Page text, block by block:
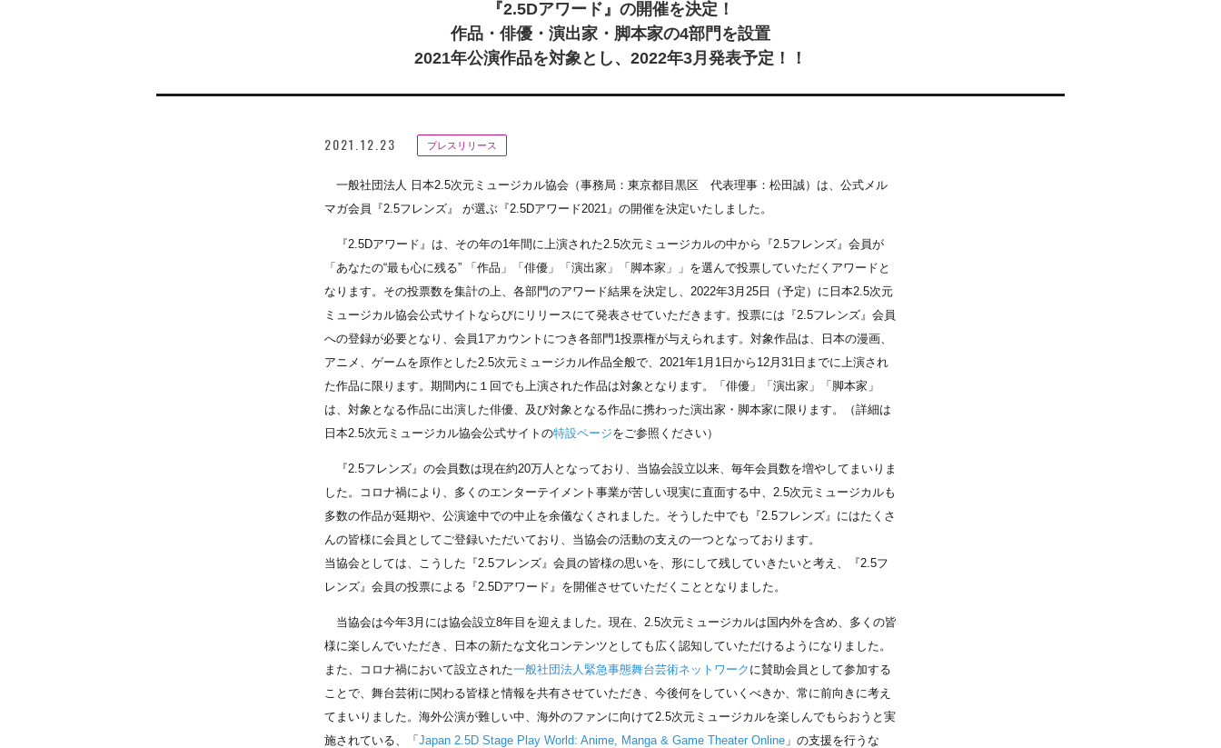
『2.5Dアワード』の開催を決定！
作品・俳優・演出家・脚本家の4部門を設置
2021年公演作品を対象とし、2022年3月発表予定！！
2021.12.23 プレスリリース
一般社団法人 日本2.5次元ミュージカル協会（事務局：東京都目黒区 代表理事：松田誠）は、公式メル
マガ会員『2.5フレンズ』 が選ぶ『2.5Dアワード2021』の開催を決定いたしました。
『2.5Dアワード』は、その年の1年間に上演された2.5次元ミュージカルの中から『2.5フレンズ』会員が
「あなたの“最も心に残る” 「作品」「俳優」「演出家」「脚本家」」を選んで投票していただくアワードと
なります。その投票数を集計の上、各部門のアワード結果を決定し、2022年3月25日（予定）に日本2.5次元
ミュージカル協会公式サイトならびにリリースにて発表させていただきます。投票には『2.5フレンズ』会員
への登録が必要となり、会員1アカウントにつき各部門1投票権が与えられます。対象作品は、日本の漫画、
アニメ、ゲームを原作とした2.5次元ミュージカル作品全般で、2021年1月1日から12月31日までに上演され
た作品に限ります。期間内に１回でも上演された作品は対象となります。「俳優」「演出家」「脚本家」
は、対象となる作品に出演した俳優、及び対象となる作品に携わった演出家・脚本家に限ります。（詳細は
日本2.5次元ミュージカル協会公式サイトの特設ページをご参照ください）
『2.5フレンズ』の会員数は現在約20万人となっており、当協会設立以来、毎年会員数を増やしてまいりま
した。コロナ禍により、多くのエンターテイメント事業が苦しい現実に直面する中、2.5次元ミュージカルも
多数の作品が延期や、公演途中での中止を余儀なくされました。そうした中でも『2.5フレンズ』にはたくさ
んの皆様に会員としてご登録いただいており、当協会の活動の支えの一つとなっております。
当協会としては、こうした『2.5フレンズ』会員の皆様の思いを、形にして残していきたいと考え、『2.5フ
レンズ』会員の投票による『2.5Dアワード』を開催させていただくこととなりました。
当協会は今年3月には協会設立8年目を迎えました。現在、2.5次元ミュージカルは国内外を含め、多くの皆
様に楽しんでいただき、日本の新たな文化コンテンツとしても広く認知していただけるようになりました。
また、コロナ禍において設立された一般社団法人緊急事態舞台芸術ネットワーク に賛助会員として参加する
ことで、舞台芸術に関わる皆様と情報を共有させていただき、今後何をしていくべきか、常に前向きに考え
てまいりました。海外公演が難しい中、海外のファンに向けて2.5次元ミュージカルを楽しんでもらおうと実
施されている、「 Japan 2.5D Stage Play World: Anime, Manga & Game Theater Online 」の支援を行うな